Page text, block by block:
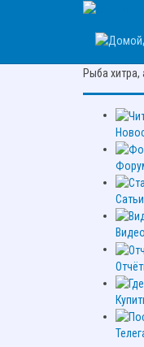
Цитата про
Рыба
Сатьи
Видео